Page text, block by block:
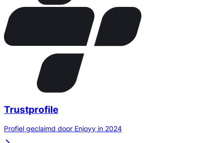
Trustprofile
Profiel geclaimd door Enjoyy in 2024